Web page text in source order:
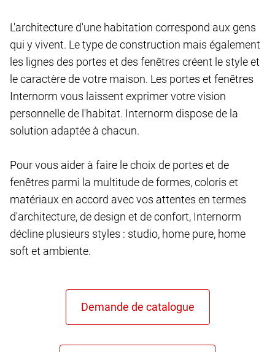
L'architecture d'une habitation correspond aux gens
qui y vivent. Le type de construction mais également
les lignes des portes et des fenêtres créent le style et
le caractère de votre maison. Les portes et fenêtres
Internorm vous laissent exprimer votre vision
personnelle de l'habitat. Internorm dispose de la
solution adaptée à chacun.
Pour vous aider à faire le choix de portes et de
fenêtres parmi la multitude de formes, coloris et
matériaux en accord avec vos attentes en termes
d'architecture, de design et de confort, Internorm
décline plusieurs styles : studio, home pure, home
soft et ambiente.